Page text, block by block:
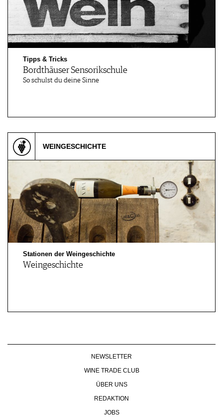
Tipps & Tricks
Bordthäuser Sensorikschule
So schulst du deine Sinne
WEINGESCHICHTE
Stationen der Weingeschichte
Weingeschichte
NEWSLETTER
WINE TRADE CLUB
ÜBER UNS
REDAKTION
JOBS